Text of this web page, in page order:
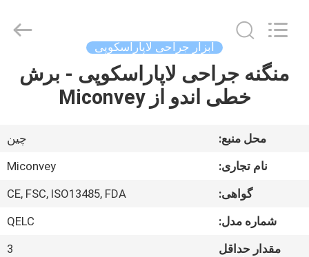
خانه
دربارهی
کارخانه
ابزار جراحی لاپاراسکوپی
منگنه جراحی لاپاراسکوپی - برش
خطی اندو از Miconvey
محل منبع:
چین
نام تجاری:
Miconvey
گواهی:
CE, FSC, ISO13485, FDA
شماره مدل:
QELC
مقدار حداقل
3